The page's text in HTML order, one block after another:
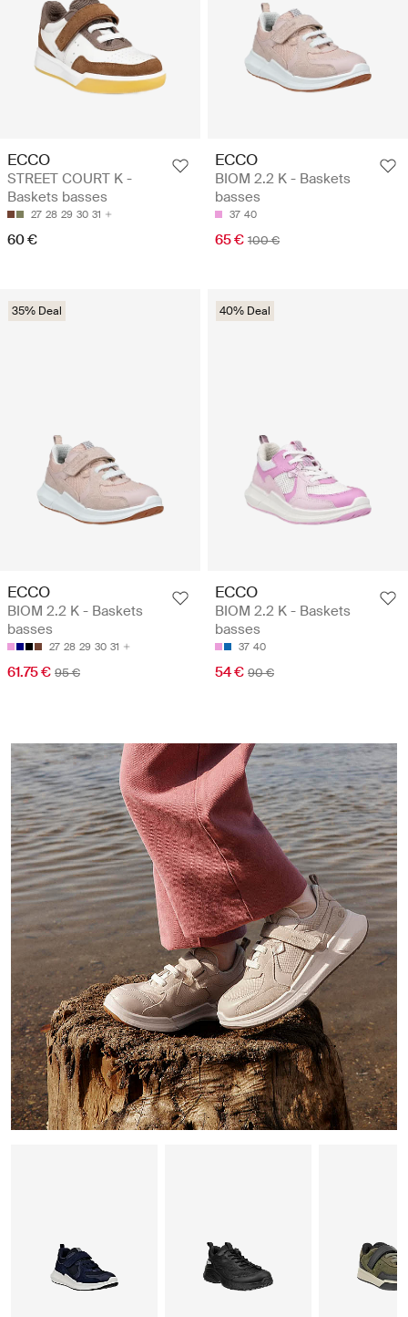
ECCO
STREET COURT K -
Baskets basses
27 28 29 30 31
60 €
ECCO
BIOM 2.2 K - Baskets
basses
37 40
65 € 100 €
35% Deal
ECCO
BIOM 2.2 K - Baskets
basses
27 28 29 30 31
61.75 € 95 €
40% Deal
ECCO
BIOM 2.2 K - Baskets
basses
37 40
54 € 90 €